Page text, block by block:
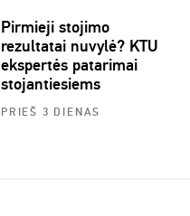
Pirmieji stojimo
rezultatai nuvylė? KTU
ekspertės patarimai
stojantiesiems
PRIEŠ 3 DIENAS